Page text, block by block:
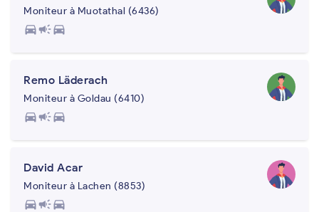
Moniteur à Muotathal (6436)
directions_carcampaigndirections_car
Remo Läderach
Moniteur à Goldau (6410)
directions_carcampaigndirections_car
David Acar
Moniteur à Lachen (8853)
directions_carcampaigndirections_car